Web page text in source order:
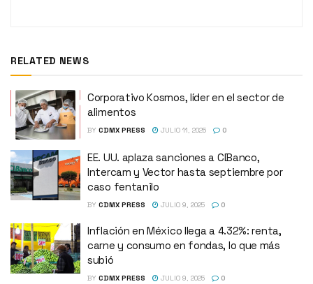
RELATED NEWS
Corporativo Kosmos, líder en el sector de
alimentos
BY CDMX PRESS JULIO 11, 2025 0
EE. UU. aplaza sanciones a CIBanco,
Intercam y Vector hasta septiembre por
caso fentanilo
BY CDMX PRESS JULIO 9, 2025 0
Inflación en México llega a 4.32%: renta,
carne y consumo en fondas, lo que más
subió
BY CDMX PRESS JULIO 9, 2025 0